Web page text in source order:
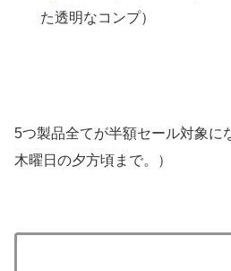
た透明なコンプ）
5つ製品全てが半額セール対象に
木曜日の夕方頃まで。）